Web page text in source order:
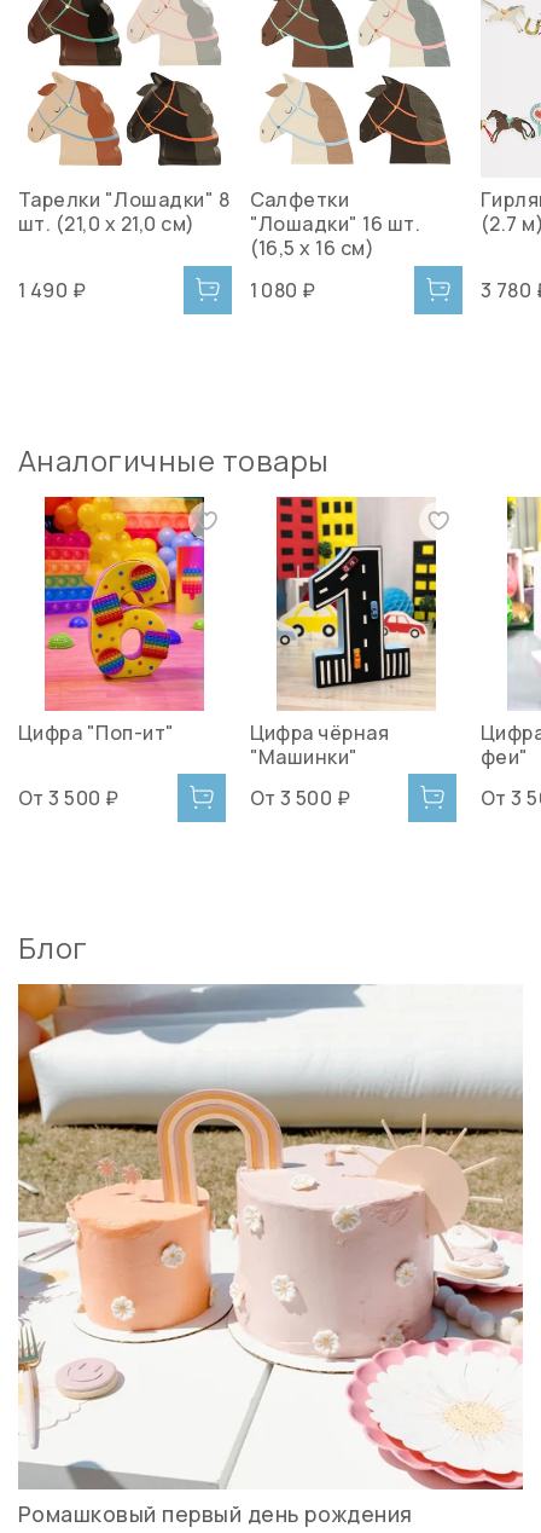
Тарелки "Лошадки" 8
шт. (21,0 x 21,0 см)
1 490 ₽
Салфетки
"Лошадки" 16 шт.
(16,5 х 16 см)
1 080 ₽
(2.7
3 780
Аналогичные товары
Цифра "Поп-ит"
От 3 500 ₽
Цифра чёрная
"Машинки"
От 3 500 ₽
феи"
От 3
Блог
Ромашковый первый день рождения